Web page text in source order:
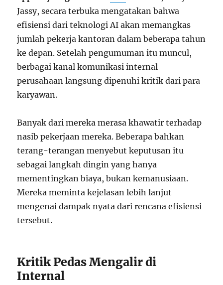
Jassy, secara terbuka mengatakan bahwa
efisiensi dari teknologi AI akan memangkas
jumlah pekerja kantoran dalam beberapa tahun
ke depan. Setelah pengumuman itu muncul,
berbagai kanal komunikasi internal
perusahaan langsung dipenuhi kritik dari para
karyawan.
Banyak dari mereka merasa khawatir terhadap
nasib pekerjaan mereka. Beberapa bahkan
terang-terangan menyebut keputusan itu
sebagai langkah dingin yang hanya
mementingkan biaya, bukan kemanusiaan.
Mereka meminta kejelasan lebih lanjut
mengenai dampak nyata dari rencana efisiensi
tersebut.
Kritik Pedas Mengalir di
Internal